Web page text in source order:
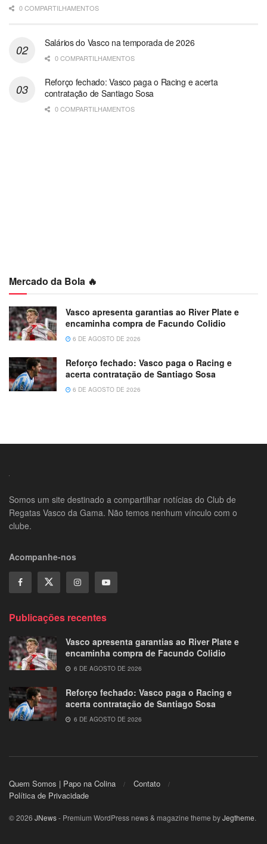
0 COMPARTILHAMENTOS
Salários do Vasco na temporada de 2026
0 COMPARTILHAMENTOS
Reforço fechado: Vasco paga o Racing e acerta
contratação de Santiago Sosa
0 COMPARTILHAMENTOS
Mercado da Bola 🔥
Vasco apresenta garantias ao River Plate e
encaminha compra de Facundo Colidio
6 DE AGOSTO DE 2026
Reforço fechado: Vasco paga o Racing e
acerta contratação de Santiago Sosa
6 DE AGOSTO DE 2026
Somos um site destinado a compartilhar notícias do Club de
Regatas Vasco da Gama. Não temos nenhum vínculo com o
clube.
Acompanhe-nos
Publicações recentes
Vasco apresenta garantias ao River Plate e
encaminha compra de Facundo Colidio
6 DE AGOSTO DE 2026
Reforço fechado: Vasco paga o Racing e
acerta contratação de Santiago Sosa
6 DE AGOSTO DE 2026
Quem Somos | Papo na Colina
Contato
Política de Privacidade
© 2026 JNews- Premium WordPress news & magazine theme byJegtheme.